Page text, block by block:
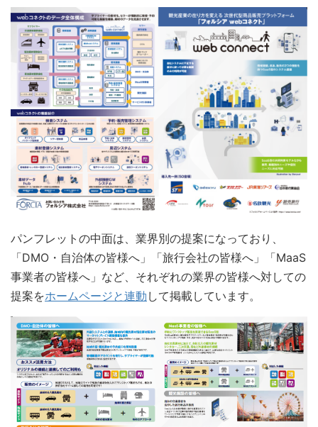
パンフレットの中面は、業界別の提案になっており、
「DMO・自治体の皆様へ」「旅行会社の皆様へ」「MaaS
事業者の皆様へ」など、それぞれの業界の皆様へ対しての
提案をホームページと連動 して掲載しています。